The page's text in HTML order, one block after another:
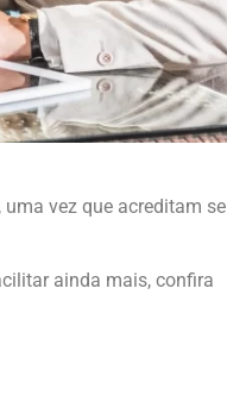
vez que acreditam se
ainda mais, confira